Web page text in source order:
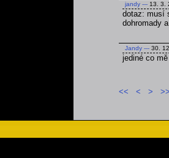
jandy --- 13. 3.
dotaz: musí
dohromady
Jandy --- 30.
jediné co
<< < > >>